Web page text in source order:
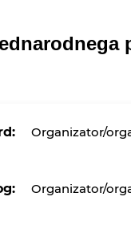
Organizator/
Organizator/